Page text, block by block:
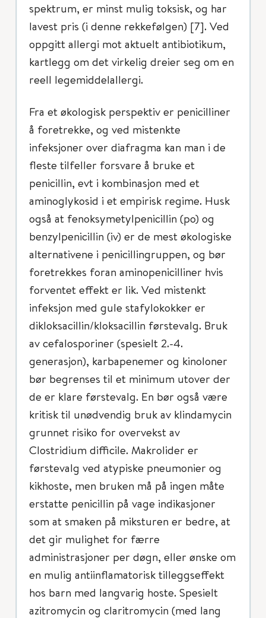
spektrum, er minst mulig toksisk, og har
lavest pris (i denne rekkefølgen) [7]. Ved
oppgitt allergi mot aktuelt antibiotikum,
kartlegg om det virkelig dreier seg om en
reell legemiddelallergi.
Fra et økologisk perspektiv er penicilliner
å foretrekke, og ved mistenkte
infeksjoner over diafragma kan man i de
fleste tilfeller forsvare å bruke et
penicillin, evt i kombinasjon med et
aminoglykosid i et empirisk regime. Husk
også at fenoksymetylpenicillin (po) og
benzylpenicillin (iv) er de mest økologiske
alternativene i penicillingruppen, og bør
foretrekkes foran aminopenicilliner hvis
forventet effekt er lik. Ved mistenkt
infeksjon med gule stafylokokker er
dikloksacillin/kloksacillin førstevalg. Bruk
av cefalosporiner (spesielt 2.-4.
generasjon), karbapenemer og kinoloner
bør begrenses til et minimum utover der
de er klare førstevalg. En bør også være
kritisk til unødvendig bruk av klindamycin
grunnet risiko for overvekst av
Clostridium difficile. Makrolider er
førstevalg ved atypiske pneumonier og
kikhoste, men bruken må på ingen måte
erstatte penicillin på vage indikasjoner
som at smaken på miksturen er bedre, at
det gir mulighet for færre
administrasjoner per døgn, eller ønske om
en mulig antiinflamatorisk tilleggseffekt
hos barn med langvarig hoste. Spesielt
azitromycin og claritromycin (med lang